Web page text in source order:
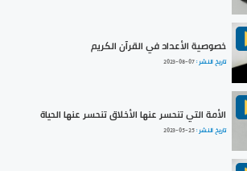
خصوصية الأعداد في القرآن الكريم
تاريخ النشر :2023-08-07
الأمة التي تنحسر عنها الأخلاق تنحسر عنها الحياة
تاريخ النشر :2023-05-25